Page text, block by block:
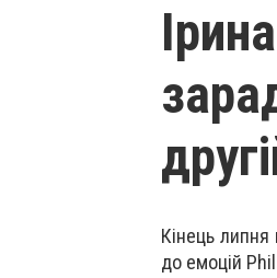
Кінець
до емоцій